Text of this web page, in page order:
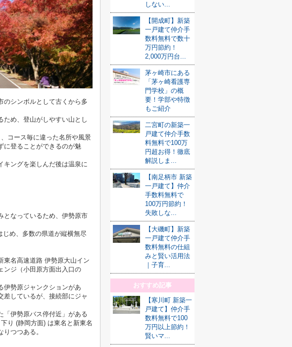
のシンボルとして古くから多
ため、登山がしやすい山とし
コース毎に違った名所や風景
に登ることができるのが魅
キングを楽しんだ後は温泉に
となっているため、伊勢原市
じめ、多数の県道が縦横無尽
東名高速道路 伊勢原大山イン
ンジ（小田原方面出入口の
伊勢原ジャンクションがあ
差しているが、接続部にジャ
「伊勢原バス停付近」がある
り (静岡方面) は東名と新東名
つつある。
しない...
【開成町】新築
一戸建て仲介手
数料無料で数十
万円節約！
2,000万円台...
茅ヶ崎市にある
「茅ヶ崎看護専
門学校」の概
要！学部や特徴
もご紹介
二宮町の新築一
戸建て仲介手数
料無料で100万
円超お得！徹底
解説しま...
【南足柄市 新築
一戸建て】仲介
手数料無料で
100万円節約！
失敗しな...
【大磯町】新築
一戸建て仲介手
数料無料の仕組
みと賢い活用法
｜子育...
おすすめ記事
【寒川町 新築一
戸建て】仲介手
数料無料で100
万円以上節約！
賢いマ...